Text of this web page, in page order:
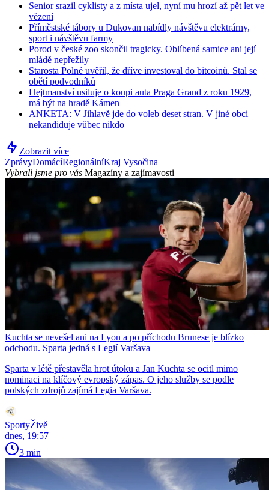
Senior srazil cyklisty a z místa ujel, nyní mu hrozí až pět let ve
vězení
Příměstské tábory u Dukovan nabídly návštěvu elektrárny,
sport i návštěvu farmy
Porod v české zoo skončil tragicky. Oblíbená samice ani její
mládě nepřežily
Starosta Polné uvěřil, že dříve investoval do bitcoinů. Stal se
obětí podvodníků
Hejtmanství usiluje o koupi auta Praga Grand z roku 1929,
má být na hradě Kámen
ANKETA: V Jihlavě jde do voleb deset stran. V jiné obci
nekandiduje vůbec nikdo
Zobrazit více
ZprávyDomácíRegionálníKraj Vysočina
Vybrali jsme pro vás Magazíny a zajímavosti
Kuchta se nevešel ani na Lyon a po příchodu Brunese je blízko
odchodu. Sparta jedná s Legií Varšava
Sparta v létě přestavěla hrot útoku a Jan Kuchta se ocitl mimo
nominaci na klíčový evropský zápas. O jeho služby se podle
polských zdrojů zajímá Legia Varšava.
SportyŽivě
dnes, 19:57
3 min